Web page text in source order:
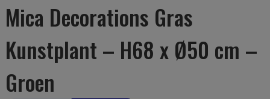
Mica Decorations Gras
Kunstplant – H68 x Ø50 cm –
Groen